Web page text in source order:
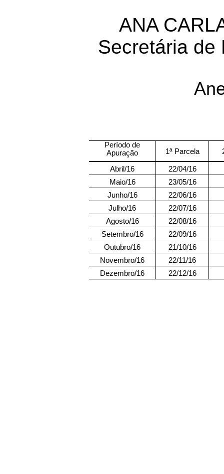
ANA
Secretária de
Período de
Apuração
1ª Parcela
Abril/16
22/04/16
Maio/16
23/05/16
Junho/16
22/06/16
Julho/16
22/07/16
Agosto/16
22/08/16
Setembro/16
22/09/16
Outubro/16
21/10/16
Novembro/16
22/11/16
Dezembro/16
22/12/16